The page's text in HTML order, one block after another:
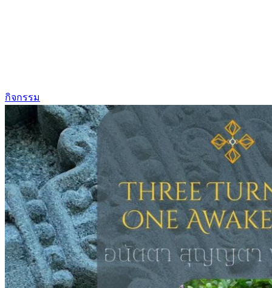
กิจกรรม